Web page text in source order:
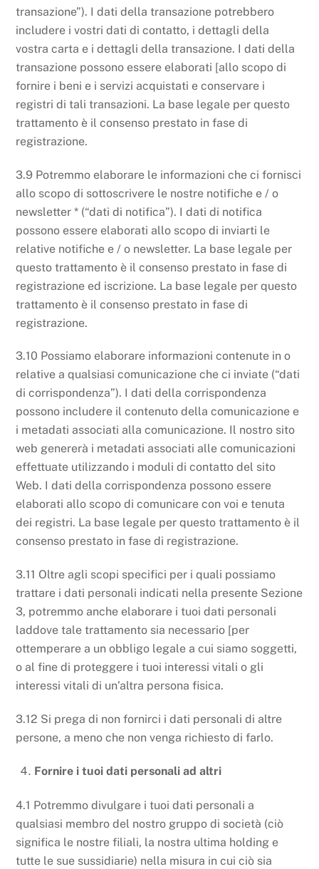
transazione”). I dati della transazione potrebbero
includere i vostri dati di contatto, i dettagli della
vostra carta e i dettagli della transazione. I dati della
transazione possono essere elaborati [allo scopo di
fornire i beni e i servizi acquistati e conservare i
registri di tali transazioni. La base legale per questo
trattamento è il consenso prestato in fase di
registrazione.
3.9 Potremmo elaborare le informazioni che ci fornisci
allo scopo di sottoscrivere le nostre notifiche e / o
newsletter * (“dati di notifica”). I dati di notifica
possono essere elaborati allo scopo di inviarti le
relative notifiche e / o newsletter. La base legale per
questo trattamento è il consenso prestato in fase di
registrazione ed iscrizione. La base legale per questo
trattamento è il consenso prestato in fase di
registrazione.
3.10 Possiamo elaborare informazioni contenute in o
relative a qualsiasi comunicazione che ci inviate (“dati
di corrispondenza”). I dati della corrispondenza
possono includere il contenuto della comunicazione e
i metadati associati alla comunicazione. Il nostro sito
web genererà i metadati associati alle comunicazioni
effettuate utilizzando i moduli di contatto del sito
Web. I dati della corrispondenza possono essere
elaborati allo scopo di comunicare con voi e tenuta
dei registri. La base legale per questo trattamento è il
consenso prestato in fase di registrazione.
3.11 Oltre agli scopi specifici per i quali possiamo
trattare i dati personali indicati nella presente Sezione
3, potremmo anche elaborare i tuoi dati personali
laddove tale trattamento sia necessario [per
ottemperare a un obbligo legale a cui siamo soggetti,
o al fine di proteggere i tuoi interessi vitali o gli
interessi vitali di un’altra persona fisica.
3.12 Si prega di non fornirci i dati personali di altre
persone, a meno che non venga richiesto di farlo.
Fornire i tuoi dati personali ad altri
4.1 Potremmo divulgare i tuoi dati personali a
qualsiasi membro del nostro gruppo di società (ciò
significa le nostre filiali, la nostra ultima holding e
tutte le sue sussidiarie) nella misura in cui ciò sia